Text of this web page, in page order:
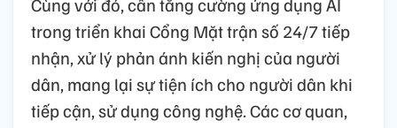
Cùng với đó, cần tăng cường ứng dụng AI
trong triển khai Cổng Mặt trận số 24/7 tiếp
nhận, xử lý phản ánh kiến nghị của người
dân, mang lại sự tiện ích cho người dân khi
tiếp cận, sử dụng công nghệ. Các cơ quan,